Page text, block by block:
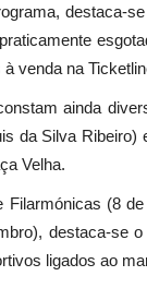
destaca-
venda na
ainda
da Silva
Velha.
Filarmónicas (8
destaca-se
ligados ao